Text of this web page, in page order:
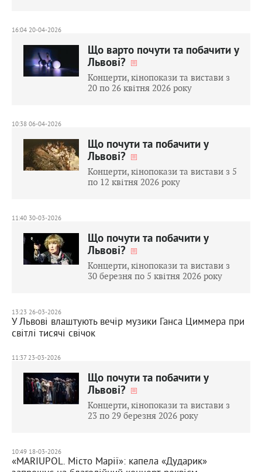
16:04 20-04-2026
Що варто почути та побачити у
Львові?
Концерти, кінопокази та вистави з
20 по 26 квітня 2026 року
10:38 06-04-2026
Що почути та побачити у
Львові?
Концерти, кінопокази та вистави з 5
по 12 квітня 2026 року
11:40 30-03-2026
Що почути та побачити у
Львові?
Концерти, кінопокази та вистави з
30 березня по 5 квітня 2026 року
13:23 26-03-2026
У Львові влаштують вечір музики Ганса Циммера при
світлі тисячі свічок
11:37 23-03-2026
Що почути та побачити у
Львові?
Концерти, кінопокази та вистави з
23 по 29 березня 2026 року
10:49 18-03-2026
«MARIUPOL. Місто Марії»: капела «Дударик»